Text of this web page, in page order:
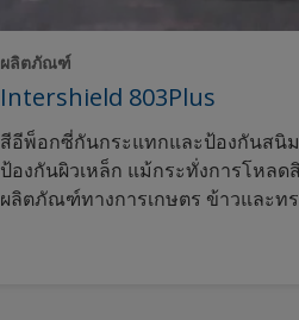
ผลิตภัณฑ์
Intershield 803Plus
สีอีพ็อกซี่กันกระแทกและป้องกันสนิ
ป้องกันผิวเหล็ก แม้กระทั่งการโหลด
ผลิตภัณฑ์ทางการเกษตร ข้าวและท